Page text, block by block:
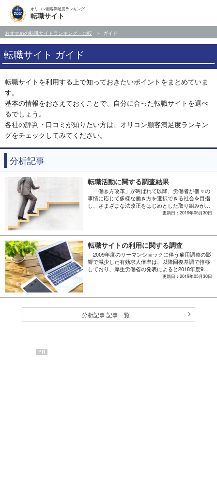
オリコン顧客満足度ランキング
転職サイト
おすすめの転職サイトランキング・比較 ガイド
転職サイト ガイド
転職サイトを利用する上で知っておきたいポイントをまとめていま
す。
基本の情報をおさえておくことで、自分に合った転職サイトを選べ
るでしょう。
各社の評判・口コミが知りたい方は、オリコン顧客満足度ランキン
グをチェックしてみてください。
分析記事
転職活動に関する調査結果
「働き方改革」が叫ばれて以降、労働者が個々の
事情に応じて多様な働き方を選択できる社会を目指
し、さまざまな法改正をはじめとした取り組みが行
われてきた。さらに、ここ数年は有効求人倍率も回
のだろうか。今回は、転職サイトを利用し実際に転
職したことのある1420人に回答を得た結果をまとめ
た。
更新日：2019年05月30日
転職サイトの利用に関する調査
2009年度のリーマンショックに伴う雇用調整の影
響で減少した有効求人倍率は、以降回復基調で推移
しており、厚生労働省の発表によると2018年度9月
（季節調整値）では1.64倍と、1974年以来の高水準
が転職サイトを利用しているが、その利用実態はど
し実際に転職したことのある1420人に回答を得た結
果をまとめた。
更新日：2019年05月30日
分析記事 記事一覧
PR